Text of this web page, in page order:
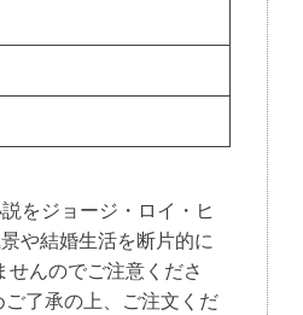
をジョージ・ロイ・ヒ
や結婚生活を断片的に
んのでご注意くださ
了承の上、ご注文くだ